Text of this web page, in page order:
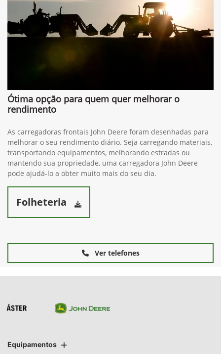
Ótima opção para quem quer melhorar o
rendimento
As carregadoras frontais John Deere foram desenhadas para
melhorar o seu rendimento diário. Seja carregando materiais,
transportando equipamentos, melhorando estradas ou
mantendo sua propriedade, uma carregadora John Deere
pode ajudá-lo a obter muito mais do seu dia.
Folheteria
Ver telefones
Equipamentos